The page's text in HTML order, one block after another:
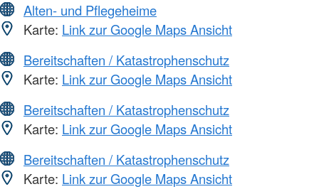
Alten- und Pflegeheime
Karte: Link zur Google Maps Ansicht
Bereitschaften / Katastrophenschutz
Karte: Link zur Google Maps Ansicht
Bereitschaften / Katastrophenschutz
Karte: Link zur Google Maps Ansicht
Bereitschaften / Katastrophenschutz
Karte: Link zur Google Maps Ansicht